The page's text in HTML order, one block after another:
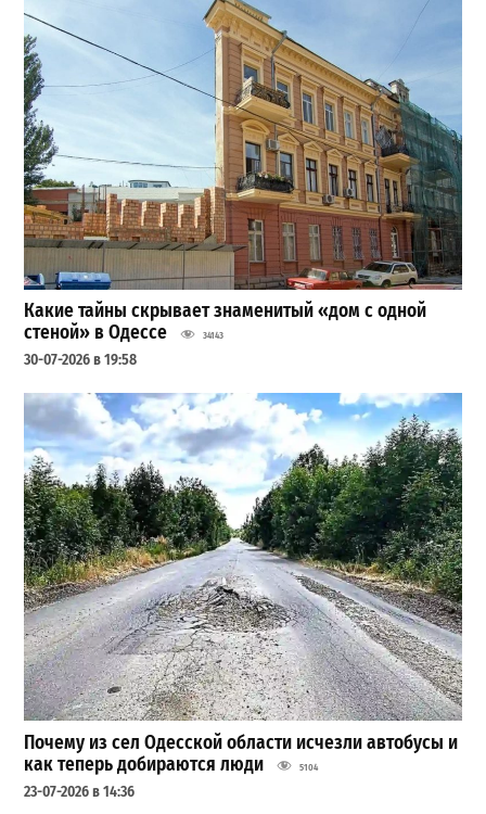
Какие тайны скрывает знаменитый «дом с одной
стеной» в Одессе
34143
30-07-2026 в 19:58
Почему из сел Одесской области исчезли автобусы и
как теперь добираются люди
5104
23-07-2026 в 14:36